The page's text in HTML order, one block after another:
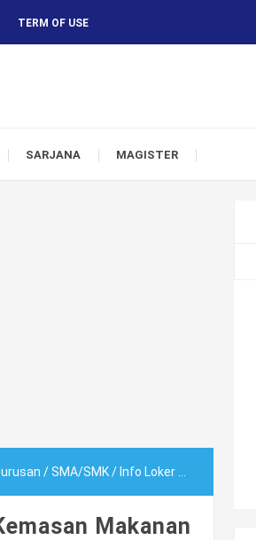
TERM OF USE
SARJANA MAGISTER
/SMA/SMK/ Info Loker Medan Terbaru di Distributor Kemasan Makanan
Makanan